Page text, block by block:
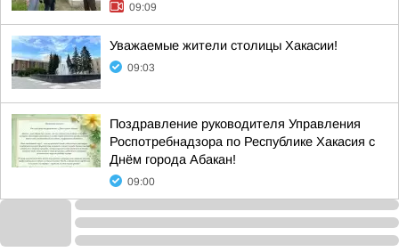
09:09
Уважаемые жители столицы Хакасии!
09:03
Поздравление руководителя Управления
Роспотребнадзора по Республике Хакасия с
Днём города Абакан!
09:00